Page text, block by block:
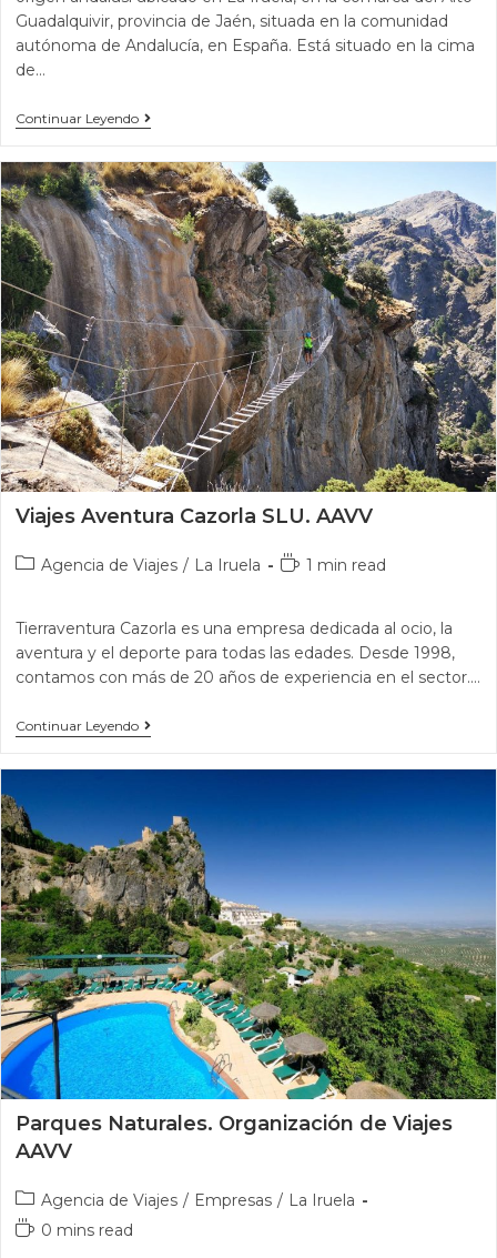
Guadalquivir, provincia de Jaén, situada en la comunidad
autónoma de Andalucía, en España. Está situado en la cima
de…
Continuar Leyendo
Viajes Aventura Cazorla SLU. AAVV
Agencia de Viajes / La Iruela 1 min read
Tierraventura Cazorla es una empresa dedicada al ocio, la
aventura y el deporte para todas las edades. Desde 1998,
contamos con más de 20 años de experiencia en el sector.…
Continuar Leyendo
Parques Naturales. Organización de Viajes
AAVV
Agencia de Viajes / Empresas / La Iruela
0 mins read